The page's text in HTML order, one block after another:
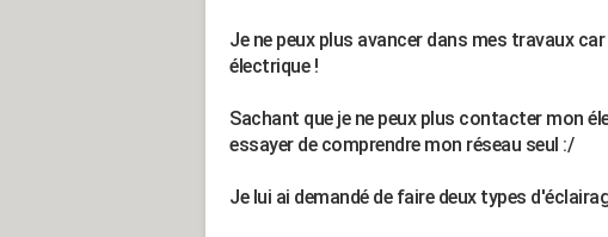
Je ne peux plus avancer dans mes travaux
électrique !
Sachant que je ne peux plus contacter mon
essayer de comprendre mon réseau seul :/
Je lui ai demandé de faire deux types